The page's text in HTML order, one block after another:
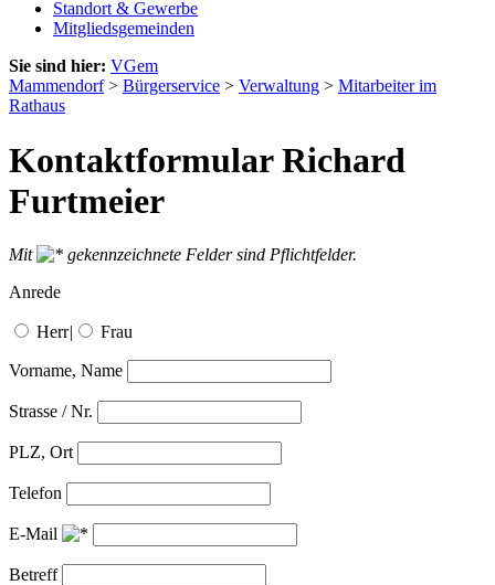
Standort & Gewerbe
Mitgliedsgemeinden
Sie sind hier: VGem
Mammendorf> Bürgerservice > Verwaltung > Mitarbeiter im
Rathaus
Kontaktformular Richard
Furtmeier
Mit
gekennzeichnete Felder sind Pflichtfelder.
Anrede
Herr| Frau
Vorname, Name
Strasse / Nr.
PLZ, Ort
Telefon
E-Mail
Betreff